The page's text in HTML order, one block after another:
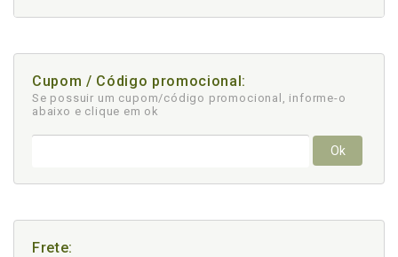
Cupom / Código promocional:
Se possuir um cupom/código promocional, informe-o
abaixo e clique em ok
Ok
Frete: